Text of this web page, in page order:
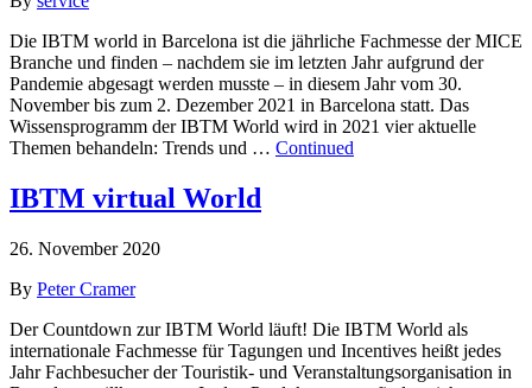
Die IBTM world in Barcelona ist die jährliche Fachmesse der MICE
Branche und finden – nachdem sie im letzten Jahr aufgrund der
Pandemie abgesagt werden musste – in diesem Jahr vom 30.
November bis zum 2. Dezember 2021 in Barcelona statt. Das
Wissensprogramm der IBTM World wird in 2021 vier aktuelle
Themen behandeln: Trends und … Continued
IBTM virtual World
26. November 2020
By Peter Cramer
Der Countdown zur IBTM World läuft! Die IBTM World als
internationale Fachmesse für Tagungen und Incentives heißt jedes
Jahr Fachbesucher der Touristik- und Veranstaltungsorganisation in